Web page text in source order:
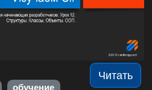
Читать
обучение